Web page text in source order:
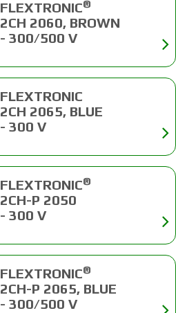
FLEXTRONIC®
2CH 2060, BROWN
- 300/500 V
FLEXTRONIC
2CH 2065, BLUE
- 300 V
FLEXTRONIC®
2CH-P 2050
- 300 V
FLEXTRONIC®
2CH-P 2065, BLUE
- 300/500 V